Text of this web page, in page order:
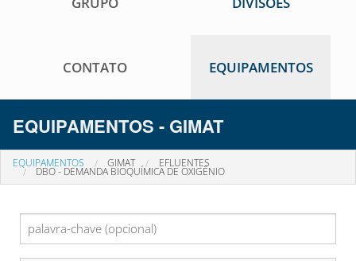
CONTATO EQUIPAMENTOS
EQUIPAMENTOS - GIMAT
EQUIPAMENTOS GIMAT EFLUENTES
DBO - DEMANDA BIOQUÍMICA DE OXIGÊNIO